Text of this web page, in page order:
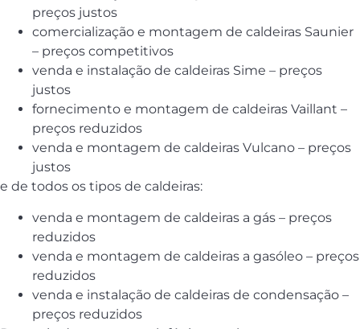
preços justos
comercialização e montagem de caldeiras Saunier
– preços competitivos
venda e instalação de caldeiras Sime – preços
justos
fornecimento e montagem de caldeiras Vaillant –
preços reduzidos
venda e montagem de caldeiras Vulcano – preços
justos
e de todos os tipos de caldeiras:
venda e montagem de caldeiras a gás – preços
reduzidos
venda e montagem de caldeiras a gasóleo – preços
reduzidos
venda e instalação de caldeiras de condensação –
preços reduzidos